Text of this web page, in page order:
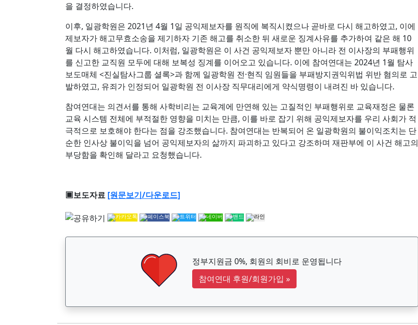
을 결정하였습니다.
이후, 일광학원은 2021년 4월 1일 공익제보자를 원직에 복직시켰으나 곧바로 다시 해고하였고, 이에
제보자가 해고무효소송을 제기하자 기존 해고를 취소한 뒤 새로운 징계사유를 추가하여 같은 해 10
월 다시 해고하였습니다. 이처럼, 일광학원은 이 사건 공익제보자 뿐만 아니라 전 이사장의 부패행위
를 신고한 교직원 모두에 대해 보복성 징계를 이어오고 있습니다. 이에 참여연대는 2024년 1월 탐사
보도매체 <진실탐사그룹 셜록>과 함께 일광학원 전·현직 임원들을 부패방지권익위법 위반 혐의로 고
발하였고, 유죄가 인정되어 일광학원 전 이사장 직무대리에게 약식명령이 내려진 바 있습니다.
참여연대는 의견서를 통해 사학비리는 교육계에 만연해 있는 고질적인 부패행위로 교육재정은 물론
교육 시스템 전체에 부적절한 영향을 미치는 만큼, 이를 바로 잡기 위해 공익제보자를 우리 사회가 적
극적으로 보호해야 한다는 점을 강조했습니다. 참여연대는 반복되어 온 일광학원의 불이익조치는 단
순한 인사상 불이익을 넘어 공익제보자의 삶까지 파괴하고 있다고 강조하며 재판부에 이 사건 해고의
부당함을 확인해 달라고 요청했습니다.
▣보도자료 [원문보기/다운로드]
정부지원금 0%, 회원의 회비로 운영됩니다
참여연대 후원/회원가입 »